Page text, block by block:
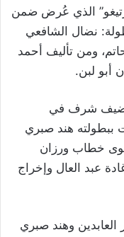
الذي عُرض ضمن
2012، وهو بطولة: نضال الشافعي
ومن تأليف أحمد
أبو لبن.
ضيف شرف في
ببطولته هند صبري
خطاب ورزان
عبد العال وإخراج
العابدين وهند صبري